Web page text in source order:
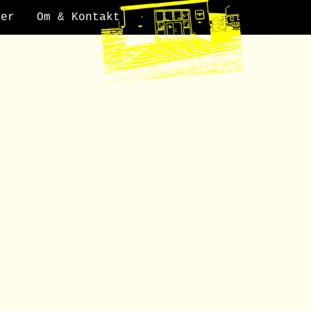
Om & Kontakt